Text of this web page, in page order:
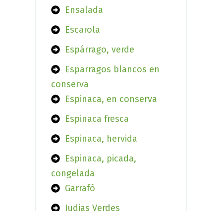
Ensalada
Escarola
Espárrago, verde
Esparragos blancos en
conserva
Espinaca, en conserva
Espinaca fresca
Espinaca, hervida
Espinaca, picada,
congelada
Garrafó
Judias Verdes